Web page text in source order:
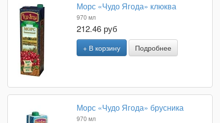
Морс «Чудо Ягода» клюква
970 мл
212.46 руб
+ В корзину Подробнее
Морс «Чудо Ягода» брусника
970 мл